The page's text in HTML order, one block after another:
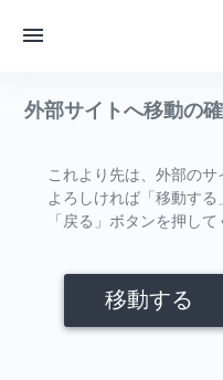
外部サイトへ移動の
これより先は、外部のサ
よろしければ「移動す
「戻る」ボタンを押して
移動する